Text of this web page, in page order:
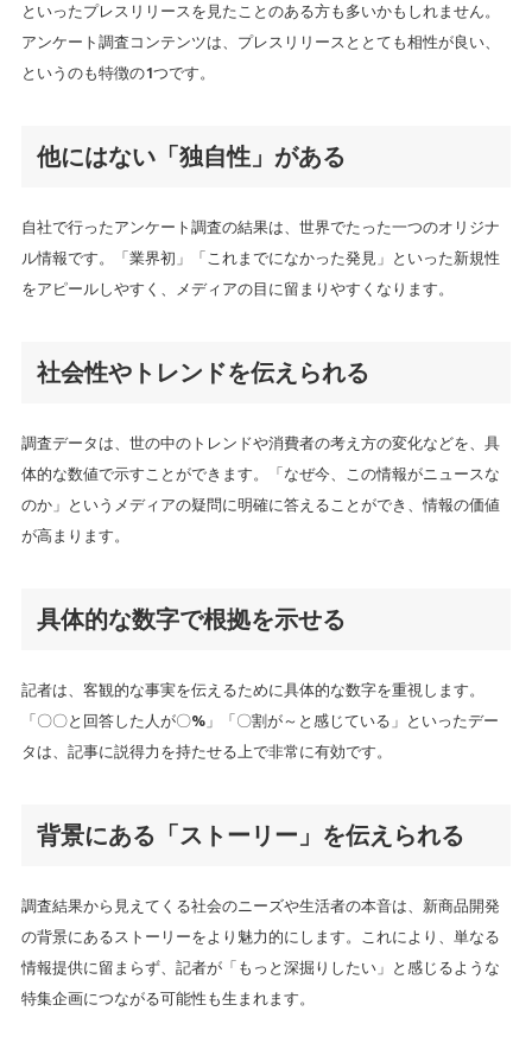
といったプレスリリースを見たことのある方も多いかもしれません。
アンケート調査コンテンツは、プレスリリースととても相性が良い、
というのも特徴の1つです。
他にはない「独自性」がある
自社で行ったアンケート調査の結果は、世界でたった一つのオリジナ
ル情報です。「業界初」「これまでになかった発見」といった新規性
をアピールしやすく、メディアの目に留まりやすくなります。
社会性やトレンドを伝えられる
調査データは、世の中のトレンドや消費者の考え方の変化などを、具
体的な数値で示すことができます。「なぜ今、この情報がニュースな
のか」というメディアの疑問に明確に答えることができ、情報の価値
が高まります。
具体的な数字で根拠を示せる
記者は、客観的な事実を伝えるために具体的な数字を重視します。
「〇〇と回答した人が〇%」「〇割が～と感じている」といったデー
タは、記事に説得力を持たせる上で非常に有効です。
背景にある「ストーリー」を伝えられる
調査結果から見えてくる社会のニーズや生活者の本音は、新商品開発
の背景にあるストーリーをより魅力的にします。これにより、単なる
情報提供に留まらず、記者が「もっと深掘りしたい」と感じるような
特集企画につながる可能性も生まれます。